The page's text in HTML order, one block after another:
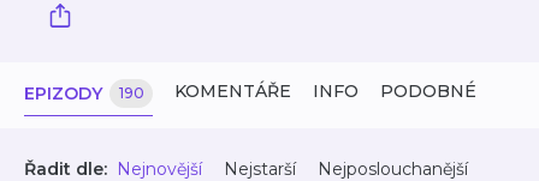
EPIZODY 190 KOMENTÁŘE INFO PODOBNÉ
Řadit dle: Nejnovější Nejstarší Nejposlouchanější